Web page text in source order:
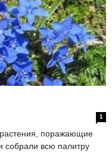
1
поражающие
собрали всю палитру